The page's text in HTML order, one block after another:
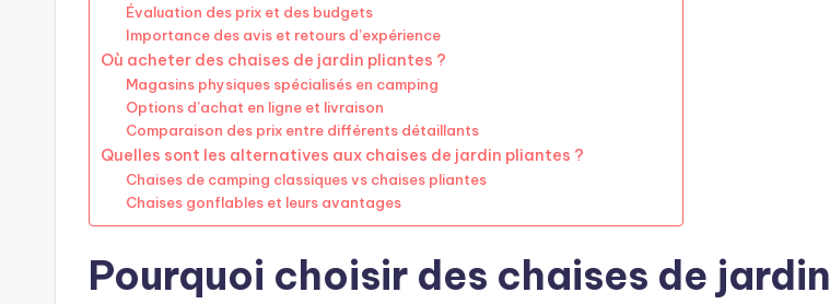
Évaluation des prix et des budgets
Importance des avis et retours d’expérience
Où acheter des chaises de jardin pliantes ?
Magasins physiques spécialisés en camping
Options d’achat en ligne et livraison
Comparaison des prix entre différents détaillants
Quelles sont les alternatives aux chaises de jardin pliantes ?
Chaises de camping classiques vs chaises pliantes
Chaises gonflables et leurs avantages
Pourquoi choisir des chaises de jardin